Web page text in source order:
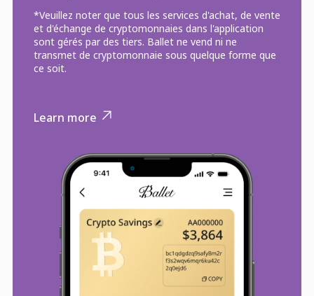
*Veuillez noter que tous les services d'achat, de vente
et d'échange de cryptomonnaies dans l'application
sont gérés par des tiers. Ballet ne vend ni ne
transmet de cryptomonnaie sous quelque forme que
ce soit.
Learn more